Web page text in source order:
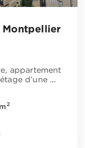
Montpellier
appartement
d’une …
2